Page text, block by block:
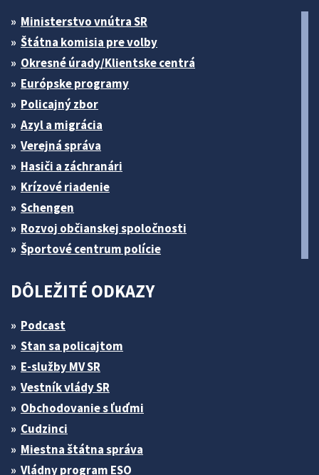
Ministerstvo vnútra SR
Štátna komisia pre volby
Okresné úrady/Klientske centrá
Európske programy
Policajný zbor
Azyl a migrácia
Verejná správa
Hasiči a záchranári
Krízové riadenie
Schengen
Rozvoj občianskej spoločnosti
Športové centrum polície
DÔLEŽITÉ ODKAZY
Podcast
Stan sa policajtom
E-služby MV SR
Vestník vlády SR
Obchodovanie s ľuďmi
Cudzinci
Miestna štátna správa
Vládny program ESO